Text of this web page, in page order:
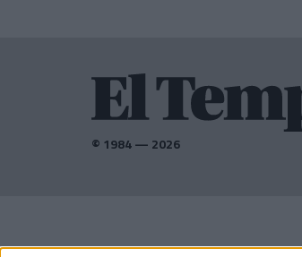
© 1984 — 2026